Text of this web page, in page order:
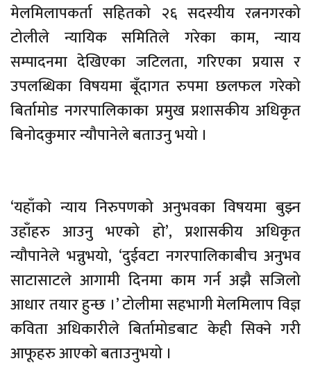
मेलमिलापकर्ता सहितको २६ सदस्यीय रत्ननगरको
टोलीले न्यायिक समितिले गरेका काम, न्याय
सम्पादनमा देखिएका जटिलता, गरिएका प्रयास र
उपलब्धिका विषयमा बूँदागत रुपमा छलफल गरेको
बिर्तामोड नगरपालिकाका प्रमुख प्रशासकीय अधिकृत
बिनोदकुमार न्यौपानेले बताउनु भयो ।
‘यहाँको न्याय निरुपणको अनुभवका विषयमा बुझ्न
उहाँहरु आउनु भएको हो’, प्रशासकीय अधिकृत
न्यौपानेले भन्नुभयो, ‘दुईवटा नगरपालिकाबीच अनुभव
साटासाटले आगामी दिनमा काम गर्न अझै सजिलो
आधार तयार हुन्छ ।’ टोलीमा सहभागी मेलमिलाप विज्ञ
कविता अधिकारीले बिर्तामोडबाट केही सिक्ने गरी
आफूहरु आएको बताउनुभयो ।